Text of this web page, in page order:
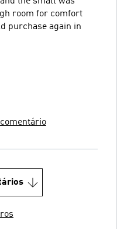
room for comfort
purchase again in